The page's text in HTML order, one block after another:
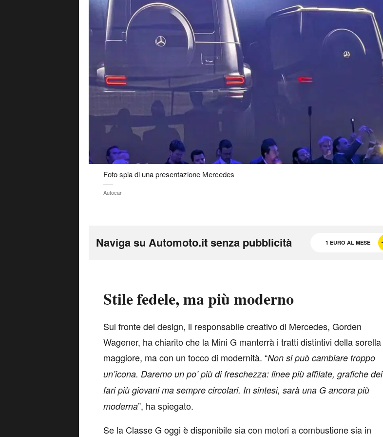
Foto spia di una presentazione Mercedes
Autocar
Naviga su Automoto.it senza pubblicità 1 EURO AL MESE
Stile fedele, ma più moderno
Sul fronte del design, il responsabile creativo di Mercedes, Gorden
Wagener, ha chiarito che la Mini G manterrà i tratti distintivi della sorella
maggiore, ma con un tocco di modernità. “Non si può cambiare troppo
un’icona. Daremo un po’ più di freschezza: linee più affilate, grafiche dei
fari più giovani ma sempre circolari. In sintesi, sarà una G ancora più
moderna”, ha spiegato.
Se la Classe G oggi è disponibile sia con motori a combustione sia in